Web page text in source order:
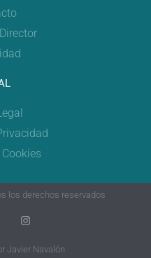
los derechos reservados
Javier Navalón